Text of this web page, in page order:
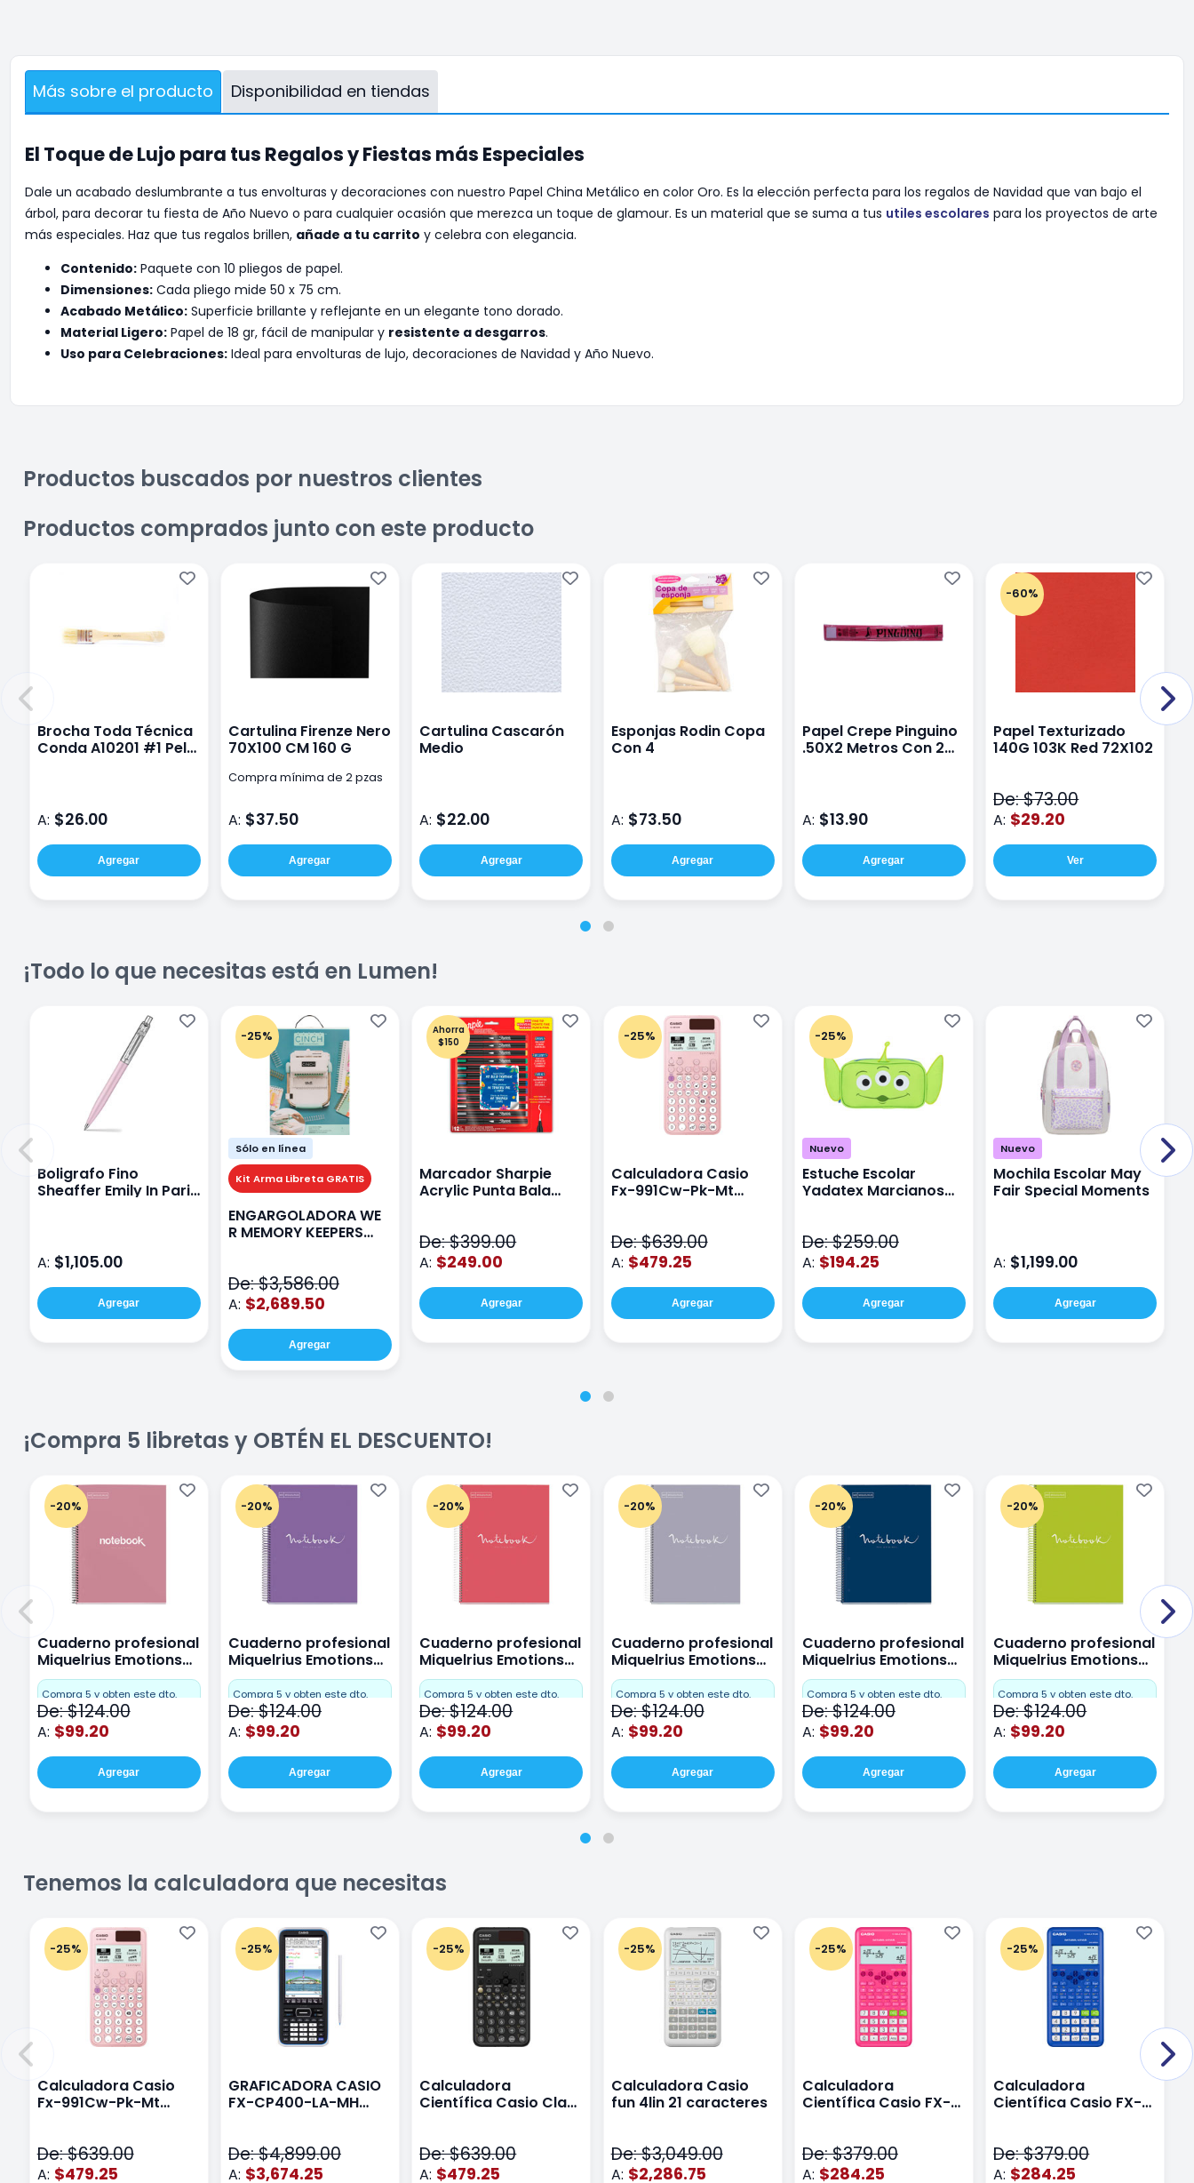
Más sobre el producto Disponibilidad en tiendas
El Toque de Lujo para tus Regalos y Fiestas más Especiales
Dale un acabado deslumbrante a tus envolturas y decoraciones con nuestro Papel China Metálico en color Oro. Es la elección perfecta para los regalos de Navidad que van bajo el
árbol, para decorar tu fiesta de Año Nuevo o para cualquier ocasión que merezca un toque de glamour. Es un material que se suma a tus utiles escolares para los proyectos de arte
más especiales. Haz que tus regalos brillen, añade a tu carrito y celebra con elegancia.
Contenido: Paquete con 10 pliegos de papel.
Dimensiones: Cada pliego mide 50 x 75 cm.
Acabado Metálico: Superficie brillante y reflejante en un elegante tono dorado.
Material Ligero: Papel de 18 gr, fácil de manipular y resistente a desgarros.
Uso para Celebraciones: Ideal para envolturas de lujo, decoraciones de Navidad y Año Nuevo.
Productos buscados por nuestros clientes
Productos comprados junto con este producto
Brocha Toda Técnica
Conda A10201 #1 Pelo
A: $26.00
Agregar
Cartulina Firenze Nero
70X100 CM 160 G
Compra mínima de 2 pzas
A: $37.50
Agregar
Cartulina Cascarón
Medio
A: $22.00
Agregar
Esponjas Rodin Copa
Con 4
A: $73.50
Agregar
Papel Crepe Pinguino
.50X2 Metros Con 2
A: $13.90
Agregar
-60%
Papel Texturizado
140G 103K Red 72X102
De: $73.00
A: $29.20
Ver
¡Todo lo que necesitas está en Lumen!
Boligrafo Fino
Sheaffer Emily In Paris
A: $1,105.00
Agregar
-25%
Sólo en línea
Kit Arma Libreta GRATIS
ENGARGOLADORA WE
R MEMORY KEEPERS
De: $3,586.00
A: $2,689.50
Agregar
Ahorra
$150
Marcador Sharpie
Acrylic Punta Bala
De: $399.00
A: $249.00
Agregar
-25%
Calculadora Casio
Fx-991Cw-Pk-Mt
De: $639.00
A: $479.25
Agregar
-25%
Nuevo
Estuche Escolar
Yadatex Marcianos
De: $259.00
A: $194.25
Agregar
Nuevo
Mochila Escolar May
Fair Special Moments
A: $1,199.00
Agregar
¡Compra 5 libretas y OBTÉN EL DESCUENTO!
-20%
Cuaderno profesional
Miquelrius Emotions
Cuadro Chico 80
hojas Rosa
Compra 5 y obten este dto.
De: $124.00
A: $99.20
Agregar
-20%
Cuaderno profesional
Miquelrius Emotions
raya 80 hojas Purpura
Compra 5 y obten este dto.
De: $124.00
A: $99.20
Agregar
-20%
Cuaderno profesional
Miquelrius Emotions
raya 80 hojas Coral
Compra 5 y obten este dto.
De: $124.00
A: $99.20
Agregar
-20%
Cuaderno profesional
Miquelrius Emotions
raya 80 hojas Gris
Compra 5 y obten este dto.
De: $124.00
A: $99.20
Agregar
-20%
Cuaderno profesional
Miquelrius Emotions
Dots 80 hojas
Compra 5 y obten este dto.
De: $124.00
A: $99.20
Agregar
-20%
Cuaderno profesional
Miquelrius Emotions
Dots 80 hojas Lima
Compra 5 y obten este dto.
De: $124.00
A: $99.20
Agregar
Tenemos la calculadora que necesitas
-25%
Calculadora Casio
Fx-991Cw-Pk-Mt
De: $639.00
A: $479.25
-25%
GRAFICADORA CASIO
FX-CP400-LA-MH
De: $4,899.00
A: $3,674.25
-25%
Calculadora
Científica Casio Class
De: $639.00
A: $479.25
-25%
Calculadora Casio
fun 4lin 21 caracteres
De: $3,049.00
A: $2,286.75
-25%
Calculadora
Científica Casio FX-
De: $379.00
A: $284.25
-25%
Calculadora
Científica Casio FX-
De: $379.00
A: $284.25